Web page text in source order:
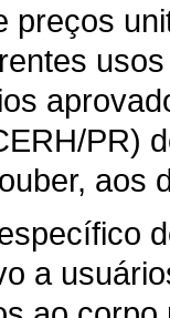
preços
PR)
aos
a